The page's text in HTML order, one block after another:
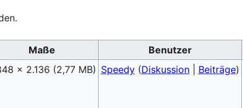
Maße Benutzer
× 2.136 (2,77 MB) Speedy (Diskussion| Beiträge)